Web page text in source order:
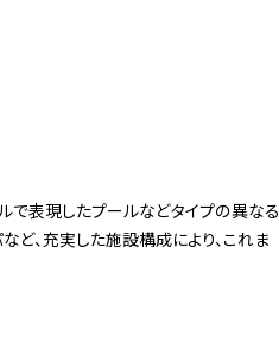
で表現したプールなどタイプの異なる
、充実した施設構成により、これま